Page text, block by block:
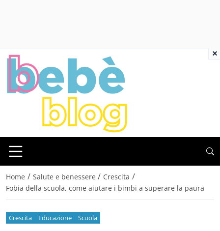
Home / Salute e benessere / Crescita /
Fobia della scuola, come aiutare i bimbi a superare la paura
Crescita Educazione Scuola
×